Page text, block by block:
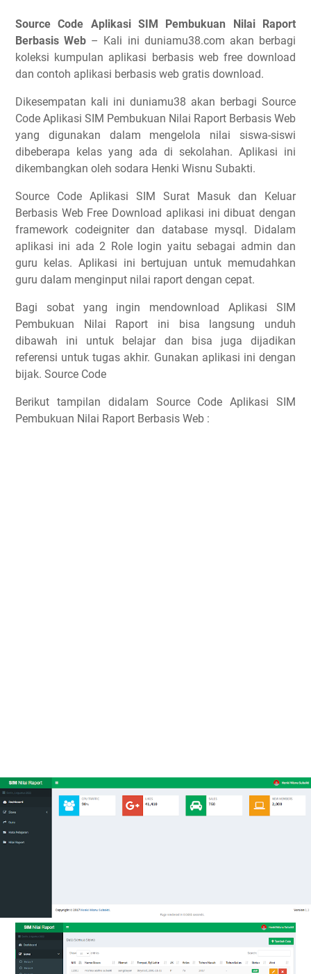
Source Code Aplikasi SIM Pembukuan Nilai Raport
Berbasis Web – Kali ini duniamu38.com akan berbagi
koleksi kumpulan aplikasi berbasis web free download
dan contoh aplikasi berbasis web gratis download.
Dikesempatan kali ini duniamu38 akan berbagi Source
Code Aplikasi SIM Pembukuan Nilai Raport Berbasis Web
yang digunakan dalam mengelola nilai siswa-siswi
dibeberapa kelas yang ada di sekolahan. Aplikasi ini
dikembangkan oleh sodara Henki Wisnu Subakti.
Source Code Aplikasi SIM Surat Masuk dan Keluar
Berbasis Web Free Download aplikasi ini dibuat dengan
framework codeigniter dan database mysql. Didalam
aplikasi ini ada 2 Role login yaitu sebagai admin dan
guru kelas. Aplikasi ini bertujuan untuk memudahkan
guru dalam menginput nilai raport dengan cepat.
Bagi sobat yang ingin mendownload Aplikasi SIM
Pembukuan Nilai Raport ini bisa langsung unduh
dibawah ini untuk belajar dan bisa juga dijadikan
referensi untuk tugas akhir. Gunakan aplikasi ini dengan
bijak. Source Code
Berikut tampilan didalam Source Code Aplikasi SIM
Pembukuan Nilai Raport Berbasis Web :